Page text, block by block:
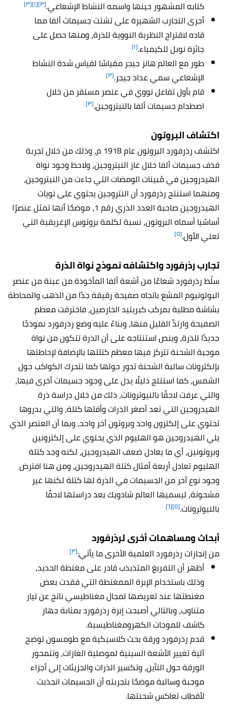
كتابه المشهور حينها واسمه النشاط الإشعاعي.[٣] [١] [٣]
أجرى التجارب الشهيرة على تشتت جسيمات ألفا مما
قاده لاقتراح النظرية النووية للذرة، ومنها حصل على
جائزة نوبل للكيمياء.[١]
طور مع العالم هانز جيجر مقياسًا لقياس شدة النشاط
الإشعاعي سمي عداد جيجر.[٣]
قام بأول تفاعل نووي في عنصر مستقر من خلال
اصطدام جسيمات ألفا بالنيتروجين.[٣]
اكتشاف البروتون
اكتشف رذرفورد البروتون عام 1918 م، وذلك من خلال تجربة
قذف جسيمات ألفا خلال غاز النيتروجين، ولاحظ وجود نواة
الهيدروجين في مُبينات الومضات التي جاءت من النيتروجين،
ومنهما استنتج رذرفورد أن النتروجين يحتوي على نويات
الهيدروجين صاحبة العدد الذري رقم 1، موضحًا أنها تمثل عنصرًا
أساسًيا أسماه البروتون، نسبة لكلمة بروتوس الإغريقية التي
تعني الأول.[٥]
تجارب رذرفورد واكتشافه نموذج نواة الذرة
سلّط رذرفورد شعاعًا من أشعة ألفا المأخوذة من عينة من عنصر
البولونيوم المشع باتجاه صفيحة رقيقة جدًا من الذهب والمحاطة
بشاشة مطلية بمركب كبريتيد الخارصين، فاخترقت معظم
الصفيحة وارتدَّ القليل منها، وبناءً عليه وضع رذرفورد نموذجًا
جديدًا للذرة، وينص استنتاجه على أن الذرة تتكون من نواة
موجبة الشحنة تتركز فيها معظم كتلتها بالإضافة لإحاطتها
بإلكترونات سالبة الشحنة تدور حولها كما تتحرك الكواكب حول
الشمس، كما استنتج دليلًا يدل على وجود جسيمات أخرى فيها،
والتي عرفت لاحقًا بالنيوترونات، ذلك من خلال دراسة ذرة
الهيدروجين التي تعد أصغر الذرات وأقلها كتلة، والتي بدروها
تحتوي على إلكترون واحد وبروتون آخر واحد، وبما أن العنصر الذي
يلي الهيدروجين هو الهليوم الذي يحتوي على إلكترونين
وبروتونين، أي ما يعادل ضعف الهيدروجين، لكنه وجد كتلة
الهليوم تعادل أربعة أمثال كتلة الهيدروجين، ومن هنا افترض
وجود نوع آخر من الجسيمات في الذرة لها كتلة لكنها غير
مشحونة، ليسميها العالم شادويك بعد دراستها لاحقًا
بالنيوترونات.[٥] [٦]
أبحاث ومساهمات أخرى لرذرفورد
من إنجازات رذرفورد العلمية الأخرى ما يأتي:[٣]
أظهر أن التفريغ المتذبذب قادر على مغنطة الحديد،
وذلك باستخدام الإبرة الممغنطة التي فقدت بعض
مغنطتها عند تعريضها لمجال مغناطيسي ناتج عن تيار
متناوب، وبالتالي أصبحت إبرة رذرفورد بمثابة جهاز
كاشف للموجات الكهرومغناطيسية.
قدم رذرفورد ورقة بحث كلاسيكية مع طومسون توضح
آلية تغيير الأشعة السينية لموصلية الغازات، وتتمحور
الورقة حول التأين، وتكسير الذرات والجزيئات إلى أجزاء
موجبة وسالبة موضحًا بتجربته أن الجسيمات انجذبت
لأقطاب تعاكس شحنتها.